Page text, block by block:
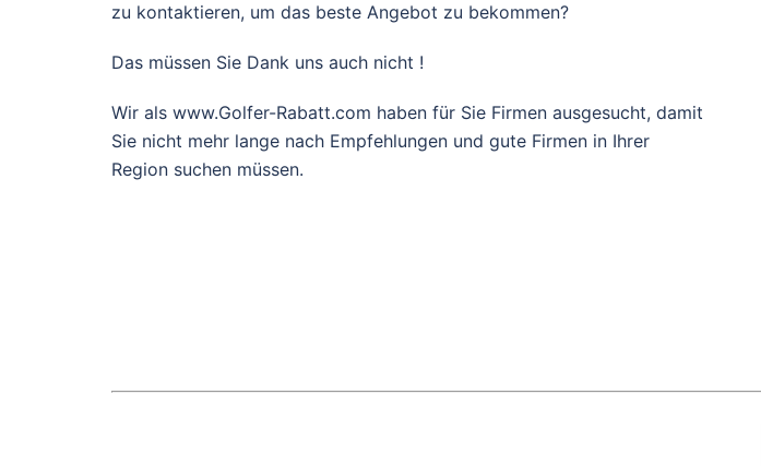
zu kontaktieren, um das beste Angebot zu bekommen?
Das müssen Sie Dank uns auch nicht !
Wir als www.Golfer-Rabatt.com haben für Sie Firmen ausgesucht, damit
Sie nicht mehr lange nach Empfehlungen und gute Firmen in Ihrer
Region suchen müssen.